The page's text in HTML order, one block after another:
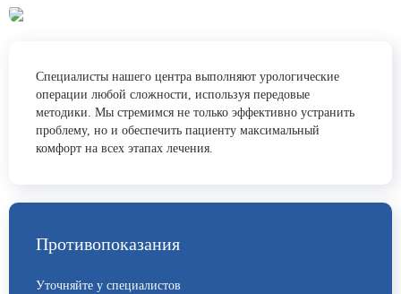
Специалисты нашего центра выполняют урологические
операции любой сложности, используя передовые
методики. Мы стремимся не только эффективно устранить
проблему, но и обеспечить пациенту максимальный
комфорт на всех этапах лечения.
Противопоказания
Уточняйте у специалистов